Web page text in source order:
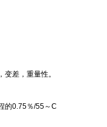
差，重量性。
的0.75％/55～C